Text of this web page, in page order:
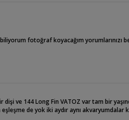
fotoğraf koyacağım yorumlarınızı
ve 144 Long Fin VATOZ var tam bir
de yok iki aydır aynı